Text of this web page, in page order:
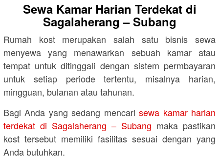
Sewa Kamar Harian Terdekat di
Sagalaherang – Subang
Rumah kost merupakan salah satu bisnis sewa
menyewa yang menawarkan sebuah kamar atau
tempat untuk ditinggali dengan sistem permbayaran
untuk setiap periode tertentu, misalnya harian,
mingguan, bulanan atau tahunan.
Bagi Anda yang sedang mencarisewa kamar harian
terdekat di Sagalaherang – Subang maka pastikan
kost tersebut memiliki fasilitas sesuai dengan yang
Anda butuhkan.